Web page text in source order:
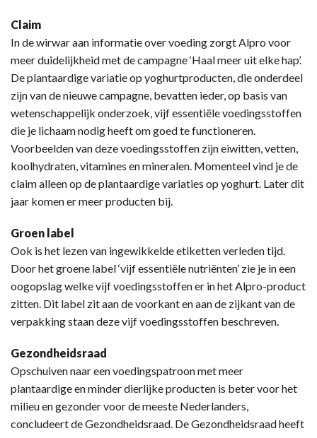
Claim
In de wirwar aan informatie over voeding zorgt Alpro voor
meer duidelijkheid met de campagne ‘Haal meer uit elke hap’.
De plantaardige variatie op yoghurtproducten, die onderdeel
zijn van de nieuwe campagne, bevatten ieder, op basis van
wetenschappelijk onderzoek, vijf essentiële voedingsstoffen
die je lichaam nodig heeft om goed te functioneren.
Voorbeelden van deze voedingsstoffen zijn eiwitten, vetten,
koolhydraten, vitamines en mineralen. Momenteel vind je de
claim alleen op de plantaardige variaties op yoghurt. Later dit
jaar komen er meer producten bij.
Groen label
Ook is het lezen van ingewikkelde etiketten verleden tijd.
Door het groene label ‘vijf essentiële nutriënten’ zie je in een
oogopslag welke vijf voedingsstoffen er in het Alpro-product
zitten. Dit label zit aan de voorkant en aan de zijkant van de
verpakking staan deze vijf voedingsstoffen beschreven.
Gezondheidsraad
Opschuiven naar een voedingspatroon met meer
plantaardige en minder dierlijke producten is beter voor het
milieu en gezonder voor de meeste Nederlanders,
concludeert de Gezondheidsraad. De Gezondheidsraad heeft